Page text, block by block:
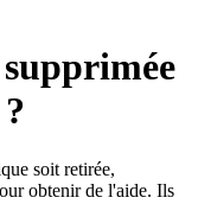
soit retirée,
obtenir de l'aide. Ils